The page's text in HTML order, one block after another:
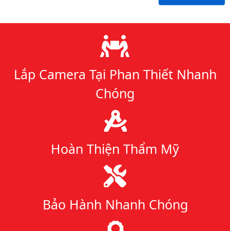
Lý do chọn chúng tôi
Lắp Camera Tại Phan Thiết Nhanh
Chóng
Hoàn Thiện Thẩm Mỹ
Bảo Hành Nhanh Chóng